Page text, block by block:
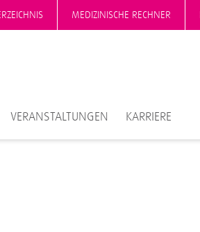
MEDIZINISCHE RECHNER
VERANSTALTUNGEN KARRIERE